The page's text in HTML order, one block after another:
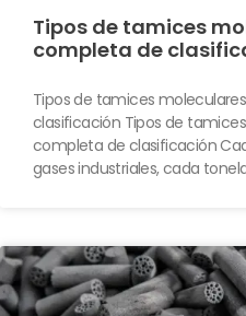
Tipos de tamices
completa de
Tipos de tamices
clasificación Tipos de
completa de clasificación
gases industriales, cada